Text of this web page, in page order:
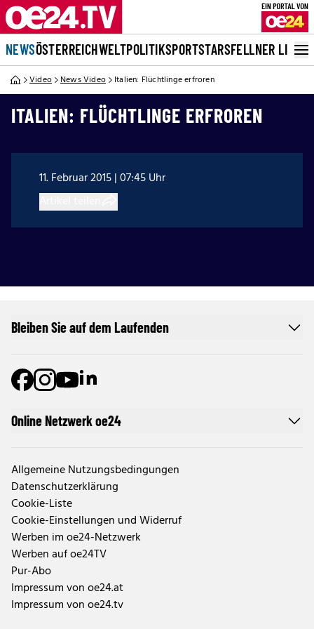
NEWSÖSTERREICHWELTPOLITIKSPORTSTARSFELLNER LIVE
Video News Video Italien: Flüchtlinge erfroren
ITALIEN: FLÜCHTLINGE ERFROREN
11. Februar 2015 | 07:45 Uhr
Online Netzwerk oe24
Allgemeine Nutzungsbedingungen
Datenschutzerklärung
Cookie-Liste
Cookie-Einstellungen und Widerruf
Werben im oe24-Netzwerk
Werben auf oe24TV
Pur-Abo
Impressum von oe24.at
Impressum von oe24.tv
Bleiben Sie auf dem Laufenden